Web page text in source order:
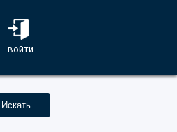
войти
Искать